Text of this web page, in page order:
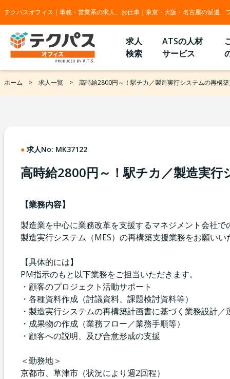
テクパスオフィス｜事務・営業系の求人、お仕事｜東京・大阪・名古屋の派遣、
求人
検索
ATSの人材
サービス
ホーム 求人一覧 高時給2800円～！駅チカ／製造実行システムの再構
求人No: MK37122
高時給2800円～！駅チカ／製造実行
【業務内容】
製造業を中心に業務改革を支援するマネジメント会社で
製造実行システム（MES）の再構築支援業務をお願いい
【具体的には】
PM指示のもと以下業務をご担当いただきます。
・顧客のプロジェクト活動サポート
・各種資料作成（討議資料、課題検討資料等）
・製造実行システムの再構築計画書に基づく業務設計／
・成果物の作成（業務フロー／業務手順等）
・顧客への説明、及び合意形成の支援
＜勤務地＞
京都市、草津市（状況により週2回程）